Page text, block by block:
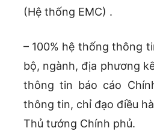
(Hệ thống EMC) .
– 100% hệ thống thông
bộ, ngành, địa phương
thông tin báo cáo
thông tin, chỉ đạo điều
Thủ tướng Chính phủ.